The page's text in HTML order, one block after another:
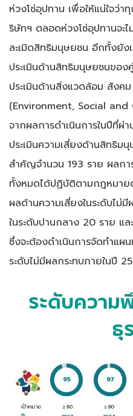
ห่วงโซ่อุปทาน เพื่อให้แน่ใจว่
ริษัทฯ ตลอดห่วงโซ่อุปทานจะไ
ละเมิดสิทธิมนุษยชน อีกทั้งยั
ประเมินด้านสิทธิมนุษยชนขอ
ประเมินด้านสิ่งแวดล้อม สังค
(Environment, Social and
จากผลการดำเนินการในปีที่ผ่
ประเมินความเสี่ยงด้านสิทธิม
สำคัญจำนวน 193 ราย ผลกา
ทั้งหมดได้ปฏิบัติตามกฎหมา
ผลด้านความเสี่ยงในระดับไม่
ในระดับปานกลาง 20 ราย แ
ซึ่งจะต้องดำเนินการจัดทำแผ
ระดับไม่มีผลกระทบภายในปี
ระดับความ
ธุ